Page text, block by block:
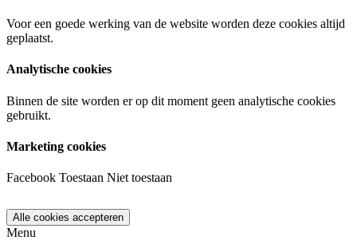
Voor een goede werking van de website worden deze cookies altijd
geplaatst.
Analytische cookies
Binnen de site worden er op dit moment geen analytische cookies
gebruikt.
Marketing cookies
Facebook Toestaan Niet toestaan
Menu